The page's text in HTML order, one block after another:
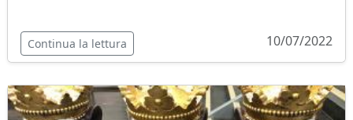
Continua la lettura 10/07/2022